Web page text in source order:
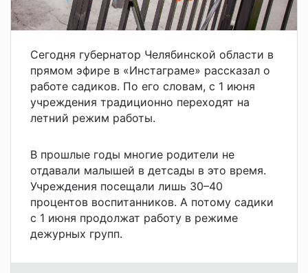
Сегодня губернатор Челябинской области в
прямом эфире в «Инстаграме» рассказал о
работе садиков. По его словам, с 1 июня
учреждения традиционно переходят на
летний режим работы.
В прошлые годы многие родители не
отдавали малышей в детсады в это время.
Учреждения посещали лишь 30–40
процентов воспитанников. А потому садики
с 1 июня продолжат работу в режиме
дежурных групп.